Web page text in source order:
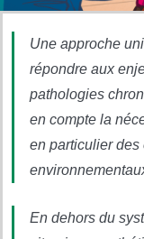
Une approche
répondre aux
pathologies
en compte la
en particulier
En dehors du